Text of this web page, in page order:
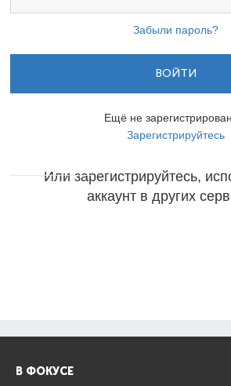
Забыли пароль?
ВОЙТИ
Ещё не
Зарегистрируйтесь
Или зарегистрируйтесь,
аккаунт в других
В ФОКУСЕ